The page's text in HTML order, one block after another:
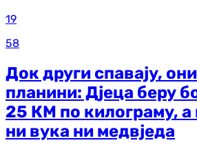
19
58
Док други спавају,
планини: Дјеца беру
25 КМ по килограму, а
ни вука ни медвједа